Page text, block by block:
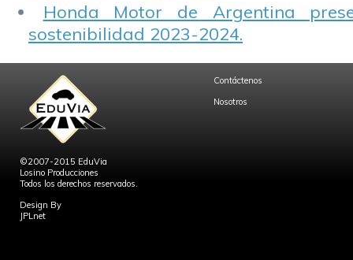
Honda Motor de Argentina
sostenibilidad 2023-2024.
©2007-2015 EduVia
Losino Producciones
Todos los derechos reservados.
Design By
JPLnet
Contáctenos
Nosotros